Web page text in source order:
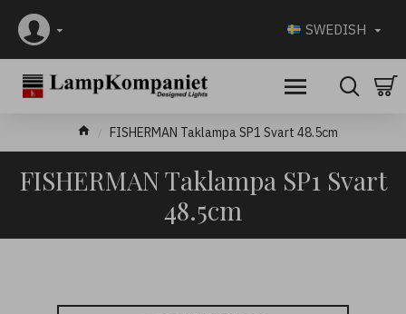
SWEDISH
FISHERMAN Taklampa SP1 Svart 48.5cm
FISHERMAN Taklampa SP1 Svart
48.5cm